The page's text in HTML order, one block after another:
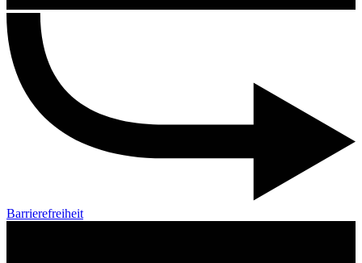
Barrierefreiheit